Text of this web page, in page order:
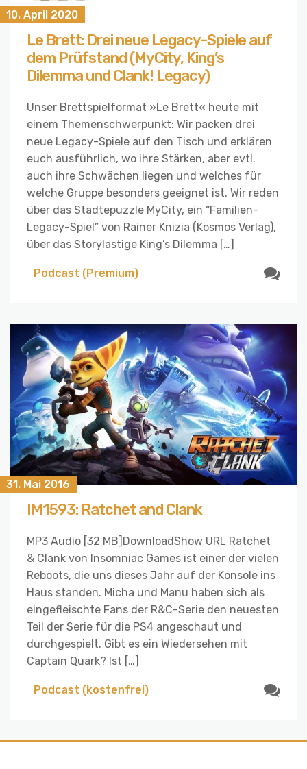
10. April 2020
Le Brett: Drei neue Legacy-Spiele auf
dem Prüfstand (MyCity, King’s
Dilemma und Clank! Legacy)
Unser Brettspielformat »Le Brett« heute mit
einem Themenschwerpunkt: Wir packen drei
neue Legacy-Spiele auf den Tisch und erklären
euch ausführlich, wo ihre Stärken, aber evtl.
auch ihre Schwächen liegen und welches für
welche Gruppe besonders geeignet ist. Wir reden
über das Städtepuzzle MyCity, ein “Familien-
Legacy-Spiel” von Rainer Knizia (Kosmos Verlag),
über das Storylastige King’s Dilemma […]
Podcast (Premium)
31. Mai 2016
IM1593: Ratchet and Clank
MP3 Audio [32 MB]DownloadShow URL Ratchet
& Clank von Insomniac Games ist einer der vielen
Reboots, die uns dieses Jahr auf der Konsole ins
Haus standen. Micha und Manu haben sich als
eingefleischte Fans der R&C-Serie den neuesten
Teil der Serie für die PS4 angeschaut und
durchgespielt. Gibt es ein Wiedersehen mit
Captain Quark? Ist […]
Podcast (kostenfrei)